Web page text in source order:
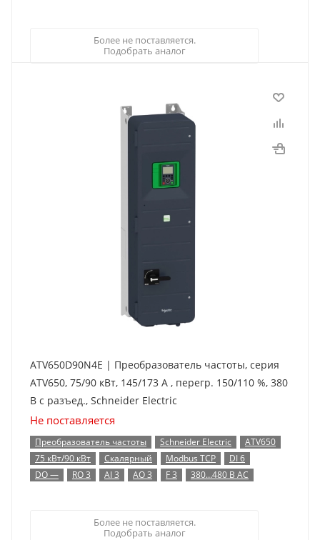
Более не поставляется.
Подобрать аналог
ATV650D90N4E | Преобразователь частоты, серия
ATV650, 75/90 кВт, 145/173 А , перегр. 150/110 %, 380
В с разъед., Schneider Electric
Не поставляется
Преобразователь частоты Schneider Electric
ATV650
75 кВт/90 кВт
Скалярный Modbus TCP
DI 6
DO —
RO 3 AI 3 AO 3 F 3 380…480 В AC
Более не поставляется.
Подобрать аналог